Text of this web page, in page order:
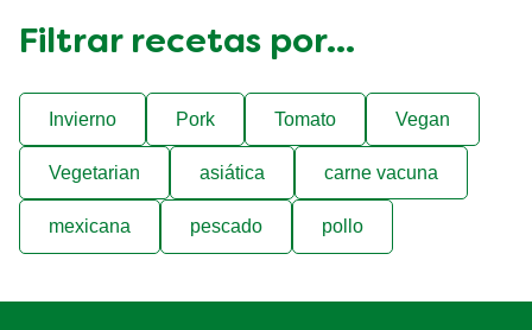
Filtrar recetas por...
Invierno Pork Tomato Vegan
Vegetarian asiática carne vacuna
mexicana pescado pollo